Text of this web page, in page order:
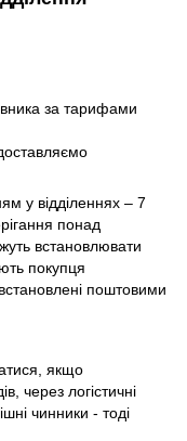
за тарифами
у відділеннях – 7
понад
встановлювати
покупця
поштовими
якщо
через логістичні
чинники - тоді